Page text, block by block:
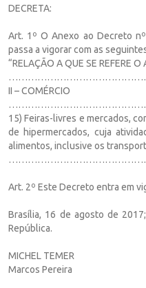
DECRETA:
Art. 1º O Anexo ao Decreto
passa a vigorar com as
“RELAÇÃO A QUE SE REFERE O
II – COMÉRCIO
15) Feiras-livres e mercados,
de hipermercados, cuja
alimentos, inclusive os
Art. 2º Este Decreto entra em
Brasília, 16 de agosto de
República.
MICHEL TEMER
Marcos Pereira